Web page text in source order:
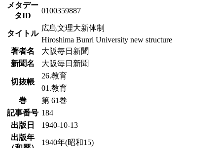
メタデー
タID
0100359887
タイトル
広島文理大新体制
Hiroshima Bunri University new structure
著者名
大阪毎日新聞
新聞名
大阪毎日新聞
切抜帳
26.教育
01.教育
巻
第 61巻
記事番号 184
出版日
1940-10-13
出版年
1940年(昭和15)